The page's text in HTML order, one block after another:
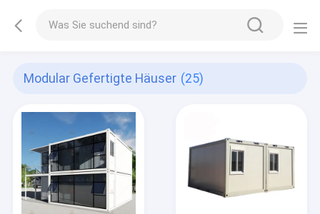
Modular Gefertigte Häuser (25)